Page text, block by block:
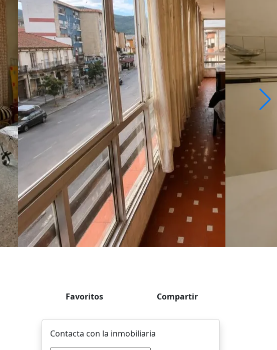
Favoritos Compartir
Contacta con la inmobiliaria